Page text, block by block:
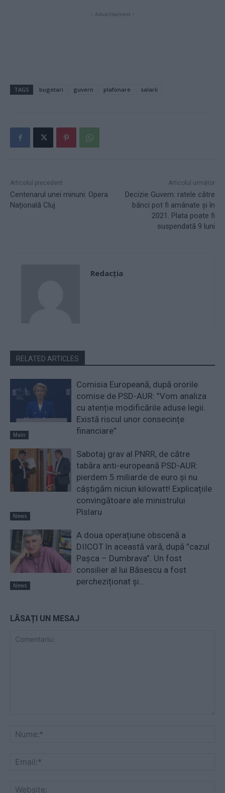
- Advertisement -
TAGS bugetari guvern plafonare salarii
Articolul precedent
Centenarul unei minuni: Opera
Națională Cluj
Articolul următor
Decizie Guvern: ratele către
bănci pot fi amânate și în
2021. Plata poate fi
suspendată 9 luni
Redacţia
RELATED ARTICLES
Main
Comisia Europeană, după ororile
comise de PSD-AUR: ”Vom analiza
cu atenție modificările aduse legii.
Există riscul unor consecințe
financiare”
News
Sabotaj grav al PNRR, de către
tabăra anti-europeană PSD-AUR:
pierdem 5 miliarde de euro și nu
câștigăm niciun kilowatt! Explicațiile
convingătoare ale ministrului
Pîslaru
News
A doua operațiune obscenă a
DIICOT în această vară, după ”cazul
Pașca – Dumbrava”. Un fost
consilier al lui Băsescu a fost
percheziționat și...
LĂSAȚI UN MESAJ